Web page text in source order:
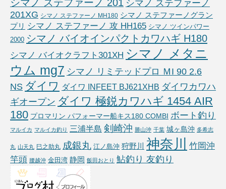
シマノ ステファーノ 201 シマノ ステファーノ
201XG シマノ ステファーノ MH180 シマノ ステファーノグラン
プリ シマノ ステファーノ 攻 HH165 シマノ ツインパワー
2000 シマノ バイオインパクトカワハギ H180
シマノ バイオクラフト301XH シマノ メタニ
ウム mg7 シマノ リミテッドプロ ＭI 90 2.6
NS ダイワ ダイワ INFEET BJ621XHB ダイワカワハ
ギオープン ダイワ 極鋭カワハギ 1454 AIR
180 プロマリン パフォーマー船キス180 COMBI ボート釣り
マルイカ マルイカ釣り 三浦半島 剣崎沖 勝山沖 千葉 城ヶ島沖 多希志
丸 山天丸 巳之助丸 成銀丸 江ノ島沖 狩野川 神奈川
竹岡沖
竿頭 腰越沖 金田湾 静岡 飯田おとり 鮎釣り 友釣り